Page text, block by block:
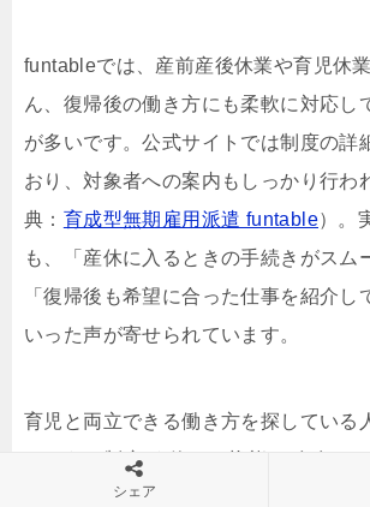
funtableでは、産前産後休業や育児休
ん、復帰後の働き方にも柔軟に対応し
が多いです。公式サイトでは制度の詳
おり、対象者への案内もしっかり行わ
典： 育成型無期雇用派遣 funtable）。
も、「産休に入るときの手続きがスム
「復帰後も希望に合った仕事を紹介し
いった声が寄せられています。
育児と両立できる働き方を探している
のような制度が“使える状態”で存在し
りの支えになります。無理なく続けら
シェア